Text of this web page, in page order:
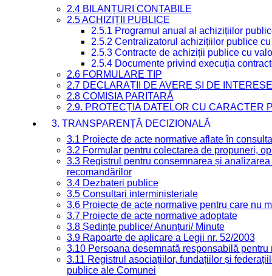
2.4 BILANȚURI CONTABILE
2.5 ACHIZIȚII PUBLICE
2.5.1 Programul anual al achizițiilor
2.5.2 Centralizatorul achizițiilor publice
2.5.3 Contracte de achiziții publice cu
2.5.4 Documente privind execuția
2.6 FORMULARE TIP
2.7 DECLARAȚII DE AVERE ȘI DE INTERESE
2.8 COMISIA PARITARĂ
2.9. PROTECȚIA DATELOR CU CARACTER
3. TRANSPARENȚĂ DECIZIONALĂ
3.1 Proiecte de acte normative aflate în
3.2 Formular pentru colectarea de propuneri,
3.3 Registrul pentru consemnarea și
recomandărilor
3.4 Dezbateri publice
3.5 Consultari interministeriale
3.6 Proiecte de acte normative pentru care nu
3.7 Proiecte de acte normative adoptate
3.8 Ședințe publice/ Anunțuri/ Minute
3.9 Rapoarte de aplicare a Legii nr. 52/2003
3.10 Persoana desemnată responsabilă
3.11 Registrul asociațiilor, fundațiilor și
publice ale Comunei